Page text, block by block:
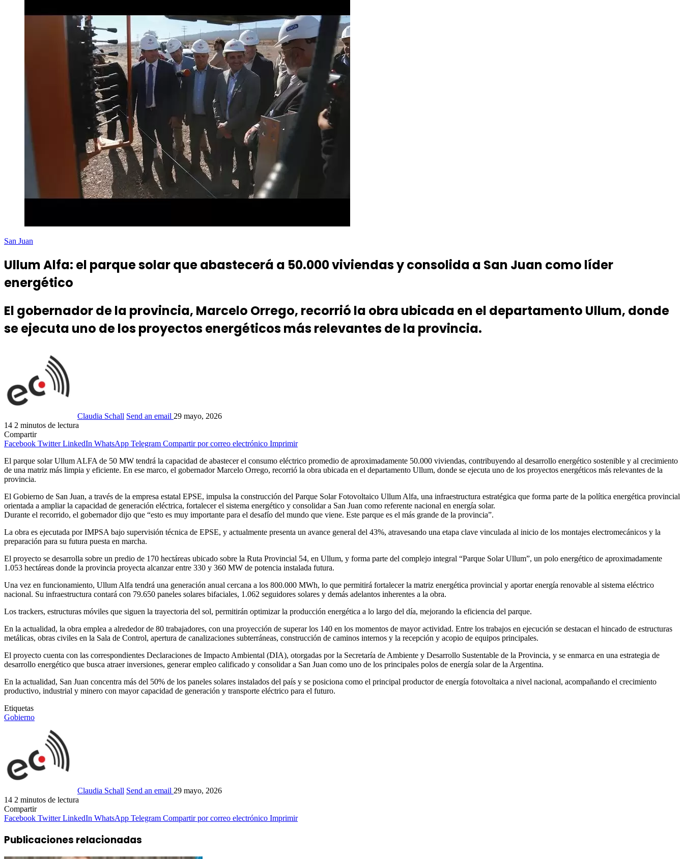
San Juan
Ullum Alfa: el parque solar que abastecerá a 50.000 viviendas y consolida a San Juan como líder
energético
El gobernador de la provincia, Marcelo Orrego, recorrió la obra ubicada en el departamento Ullum, donde
se ejecuta uno de los proyectos energéticos más relevantes de la provincia.
Claudia Schall Send an email 29 mayo, 2026
14 2 minutos de lectura
Compartir
Facebook Twitter LinkedIn WhatsApp Telegram Compartir por correo electrónico Imprimir
El parque solar Ullum ALFA de 50 MW tendrá la capacidad de abastecer el consumo eléctrico promedio de aproximadamente 50.000 viviendas, contribuyendo al desarrollo energético sostenible y al crecimiento
de una matriz más limpia y eficiente. En ese marco, el gobernador Marcelo Orrego, recorrió la obra ubicada en el departamento Ullum, donde se ejecuta uno de los proyectos energéticos más relevantes de la
provincia.
El Gobierno de San Juan, a través de la empresa estatal EPSE, impulsa la construcción del Parque Solar Fotovoltaico Ullum Alfa, una infraestructura estratégica que forma parte de la política energética provincial
orientada a ampliar la capacidad de generación eléctrica, fortalecer el sistema energético y consolidar a San Juan como referente nacional en energía solar.
Durante el recorrido, el gobernador dijo que “esto es muy importante para el desafío del mundo que viene. Este parque es el más grande de la provincia”.
La obra es ejecutada por IMPSA bajo supervisión técnica de EPSE, y actualmente presenta un avance general del 43%, atravesando una etapa clave vinculada al inicio de los montajes electromecánicos y la
preparación para su futura puesta en marcha.
El proyecto se desarrolla sobre un predio de 170 hectáreas ubicado sobre la Ruta Provincial 54, en Ullum, y forma parte del complejo integral “Parque Solar Ullum”, un polo energético de aproximadamente
1.053 hectáreas donde la provincia proyecta alcanzar entre 330 y 360 MW de potencia instalada futura.
Una vez en funcionamiento, Ullum Alfa tendrá una generación anual cercana a los 800.000 MWh, lo que permitirá fortalecer la matriz energética provincial y aportar energía renovable al sistema eléctrico
nacional. Su infraestructura contará con 79.650 paneles solares bifaciales, 1.062 seguidores solares y demás adelantos inherentes a la obra.
Los trackers, estructuras móviles que siguen la trayectoria del sol, permitirán optimizar la producción energética a lo largo del día, mejorando la eficiencia del parque.
En la actualidad, la obra emplea a alrededor de 80 trabajadores, con una proyección de superar los 140 en los momentos de mayor actividad. Entre los trabajos en ejecución se destacan el hincado de estructuras
metálicas, obras civiles en la Sala de Control, apertura de canalizaciones subterráneas, construcción de caminos internos y la recepción y acopio de equipos principales.
El proyecto cuenta con las correspondientes Declaraciones de Impacto Ambiental (DIA), otorgadas por la Secretaría de Ambiente y Desarrollo Sustentable de la Provincia, y se enmarca en una estrategia de
desarrollo energético que busca atraer inversiones, generar empleo calificado y consolidar a San Juan como uno de los principales polos de energía solar de la Argentina.
En la actualidad, San Juan concentra más del 50% de los paneles solares instalados del país y se posiciona como el principal productor de energía fotovoltaica a nivel nacional, acompañando el crecimiento
productivo, industrial y minero con mayor capacidad de generación y transporte eléctrico para el futuro.
Etiquetas
Gobierno
Claudia Schall Send an email 29 mayo, 2026
14 2 minutos de lectura
Compartir
Facebook Twitter LinkedIn WhatsApp Telegram Compartir por correo electrónico Imprimir
Publicaciones relacionadas